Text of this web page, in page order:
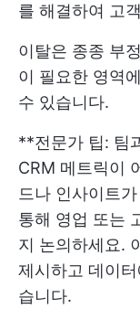
를 해결하여 고
이탈은 종종 부
이 필요한 영역
수 있습니다.
**전문가 팁: 팀
CRM 메트릭이
드나 인사이트
통해 영업 또는
지 논의하세요.
제시하고 데이
습니다.